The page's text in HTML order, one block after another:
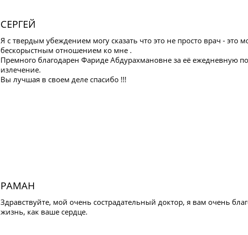
СЕРГЕЙ
Я с твердым убеждением могу сказать что это не просто врач - это
бескорыстным отношением ко мне .
Премного благодарен Фариде Абдурахмановне за её ежедневную
излечение.
Вы лучшая в своем деле спасибо !!!
РАМАН
Здравствуйте, мой очень сострадательный доктор, я вам очень
жизнь, как ваше сердце.